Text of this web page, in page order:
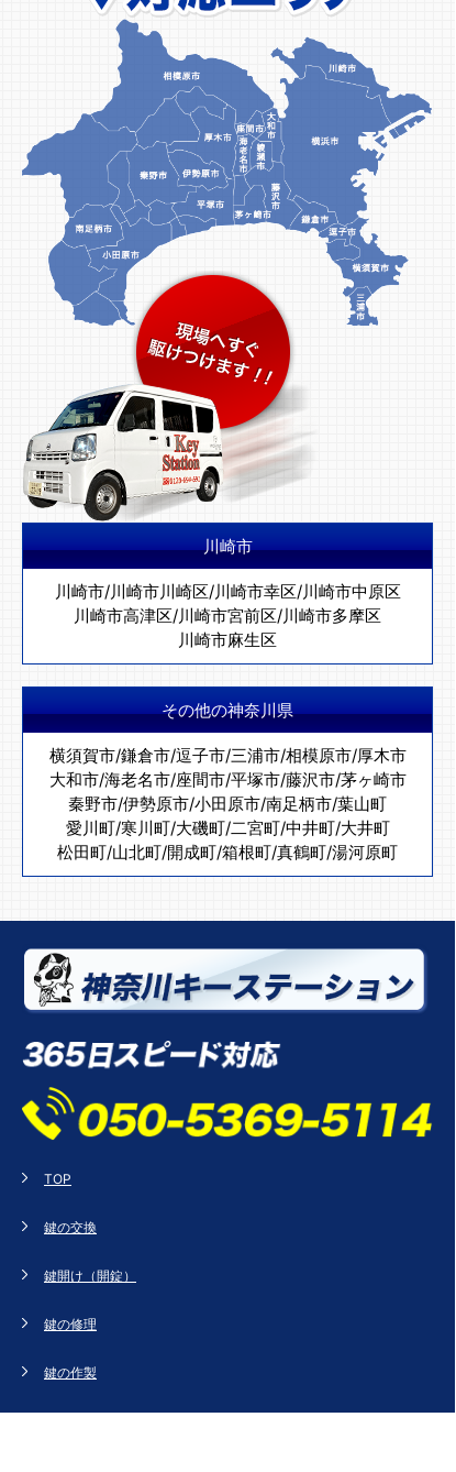
川崎市
川崎市/川崎市川崎区/川崎市幸区/川崎市中原区
川崎市高津区/川崎市宮前区/川崎市多摩区
川崎市麻生区
その他の神奈川県
横須賀市/鎌倉市/逗子市/三浦市/相模原市/厚木市
大和市/海老名市/座間市/平塚市/藤沢市/茅ヶ崎市
秦野市/伊勢原市/小田原市/南足柄市/葉山町
愛川町/寒川町/大磯町/二宮町/中井町/大井町
松田町/山北町/開成町/箱根町/真鶴町/湯河原町
TOP
鍵の交換
鍵開け（開錠）
鍵の修理
鍵の作製